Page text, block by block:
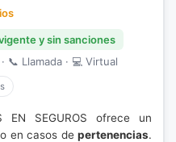
y sin sanciones
📞 Llamada · 💻 Virtual
EN SEGUROS ofrece un
en casos de pertenencias.